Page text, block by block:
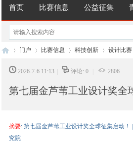
首页 比赛信息 公益征集
›
门户
›
比赛信息
›
科技创新
›
设计比赛
2026-7-6 11:13 评论: 0 2806
第七届金芦苇工业设计奖全
摘要: 第七届金芦苇工业设计奖全球征集启动
究院